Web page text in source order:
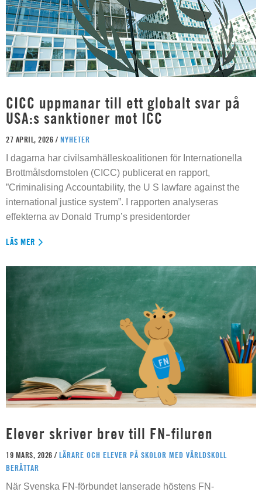
CICC uppmanar till ett globalt svar på
USA:s sanktioner mot ICC
27 APRIL, 2026 / NYHETER
I dagarna har civilsamhälleskoalitionen för Internationella
Brottmålsdomstolen (CICC) publicerat en rapport,
”Criminalising Accountability, the U S lawfare against the
international justice system”. I rapporten analyseras
effekterna av Donald Trump’s presidentorder
LÄS MER
Elever skriver brev till FN-filuren
19 MARS, 2026 / LÄRARE OCH ELEVER PÅ SKOLOR MED VÄRLDSKOLL
BERÄTTAR
När Svenska FN-förbundet lanserade höstens FN-